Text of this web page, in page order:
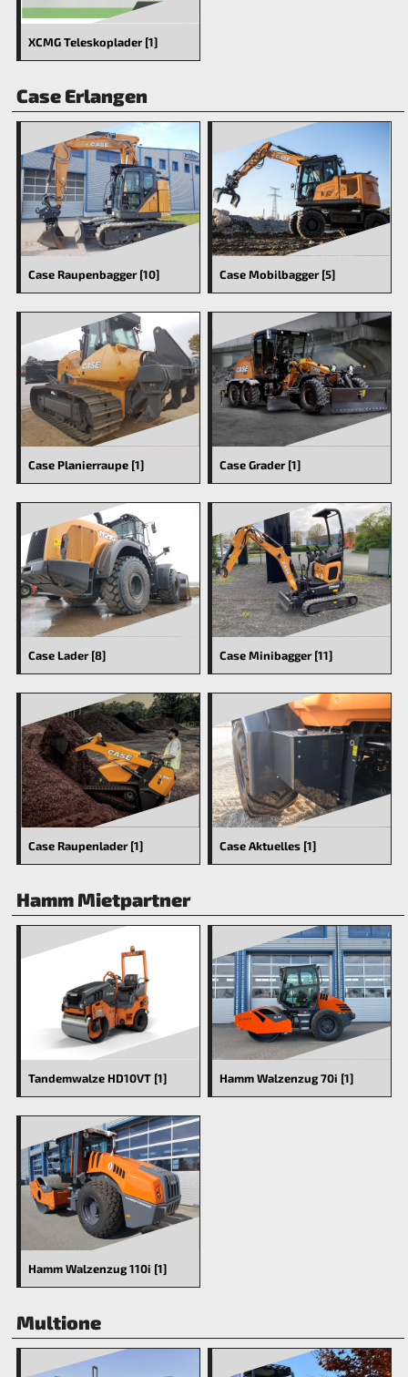
XCMG Teleskoplader [1]
Case Erlangen
Case Raupenbagger [10] Case Mobilbagger [5]
Case Planierraupe [1] Case Grader [1]
Case Lader [8] Case Minibagger [11]
Case Raupenlader [1] Case Aktuelles [1]
Hamm Mietpartner
Tandemwalze HD10VT [1] Hamm Walzenzug 70i [1]
Hamm Walzenzug 110i [1]
Multione